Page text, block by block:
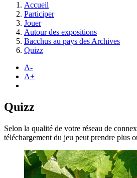
Accueil
Participer
Jouer
Autour des expositions
Bacchus au pays des Archives
Quizz
A-
A+
Quizz
Selon la qualité de votre réseau de
téléchargement du jeu peut prendre plus